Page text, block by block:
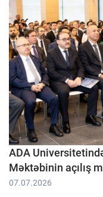
ADA
Məktəbinin açılış
07.07.2026